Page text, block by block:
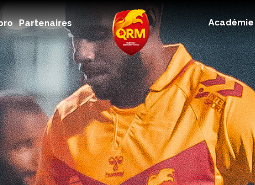
Partenaires Académie
Académie
Féminines
Organisme de formation
RSE
Contact
FAQ